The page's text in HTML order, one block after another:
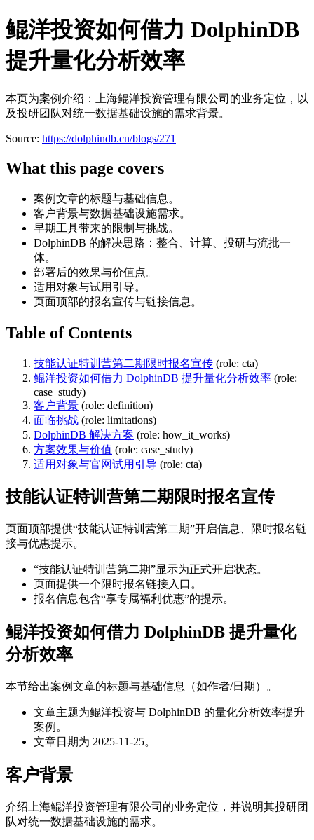
鲲洋投资如何借力 DolphinDB
提升量化分析效率
本页为案例介绍：上海鲲洋投资管理有限公司的业务定位，以
及投研团队对统一数据基础设施的需求背景。
Source: https://dolphindb.cn/blogs/271
What this page covers
案例文章的标题与基础信息。
客户背景与数据基础设施需求。
早期工具带来的限制与挑战。
DolphinDB 的解决思路：整合、计算、投研与流批一
体。
部署后的效果与价值点。
适用对象与试用引导。
页面顶部的报名宣传与链接信息。
Table of Contents
技能认证特训营第二期限时报名宣传 (role: cta)
鲲洋投资如何借力 DolphinDB 提升量化分析效率 (role:
case_study)
客户背景 (role: definition)
面临挑战 (role: limitations)
DolphinDB 解决方案 (role: how_it_works)
方案效果与价值 (role: case_study)
适用对象与官网试用引导 (role: cta)
技能认证特训营第二期限时报名宣传
页面顶部提供“技能认证特训营第二期”开启信息、限时报名链
接与优惠提示。
“技能认证特训营第二期”显示为正式开启状态。
页面提供一个限时报名链接入口。
报名信息包含“享专属福利优惠”的提示。
鲲洋投资如何借力 DolphinDB 提升量化
分析效率
本节给出案例文章的标题与基础信息（如作者/日期）。
文章主题为鲲洋投资与 DolphinDB 的量化分析效率提升
案例。
文章日期为 2025-11-25。
客户背景
介绍上海鲲洋投资管理有限公司的业务定位，并说明其投研团
队对统一数据基础设施的需求。